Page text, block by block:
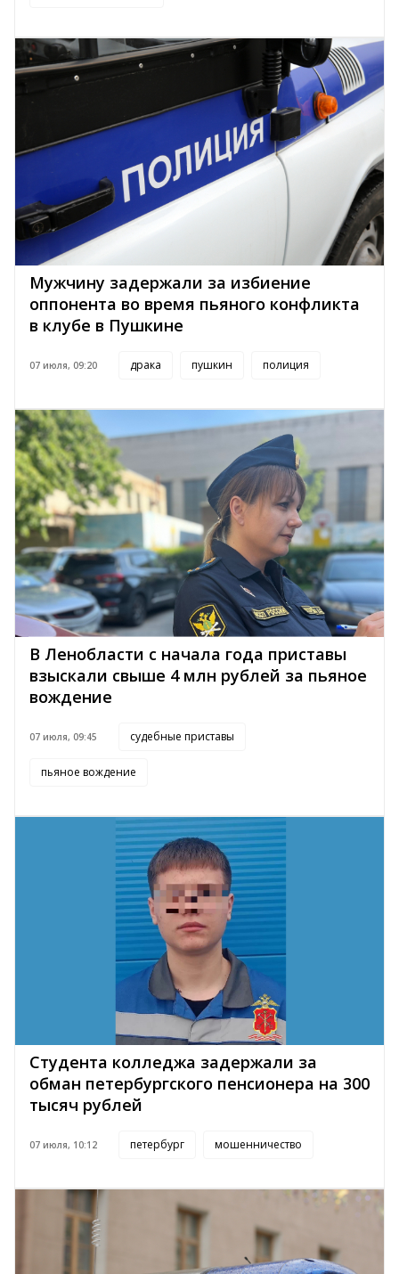
Мужчину задержали за избиение
оппонента во время пьяного конфликта
в клубе в Пушкине
07 июля, 09:20 драка пушкин полиция
В Ленобласти с начала года приставы
взыскали свыше 4 млн рублей за пьяное
вождение
07 июля, 09:45 судебные приставы
пьяное вождение
Студента колледжа задержали за
обман петербургского пенсионера на 300
тысяч рублей
07 июля, 10:12 петербург мошенничество